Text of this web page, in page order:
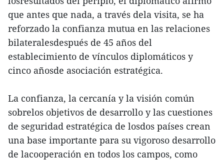
que antes que nada, a través dela visita, se ha
reforzado la confianza mutua en las relaciones
bilateralesdespués de 45 años del
establecimiento de vínculos diplomáticos y
cinco añosde asociación estratégica.
La confianza, la cercanía y la visión común
sobrelos objetivos de desarrollo y las cuestiones
de seguridad estratégica de losdos países crean
una base importante para su vigoroso desarrollo
de lacooperación en todos los campos, como